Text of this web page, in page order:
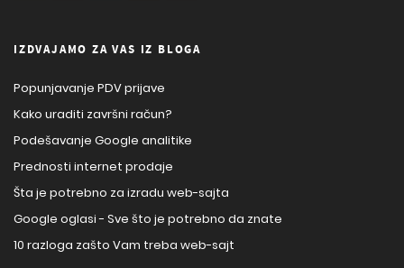
IZDVAJAMO ZA VAS IZ BLOGA
Popunjavanje PDV prijave
Kako uraditi završni račun?
Podešavanje Google analitike
Prednosti internet prodaje
Šta je potrebno za izradu web-sajta
Google oglasi - Sve što je potrebno da znate
10 razloga zašto Vam treba web-sajt